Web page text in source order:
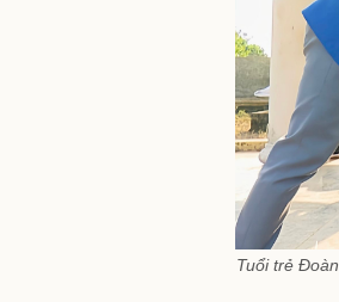
Tuổi trẻ